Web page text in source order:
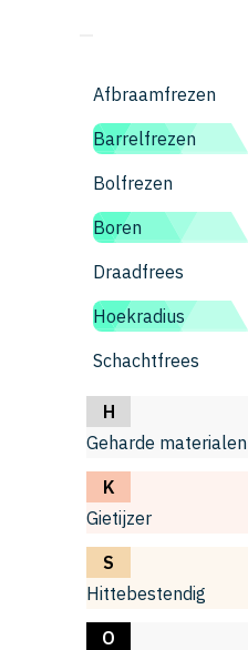
Afbraamfrezen
Barrelfrezen
Bolfrezen
Boren
Draadfrees
Hoekradius
Schachtfrees
H
Geharde materialen
K
Gietijzer
S
Hittebestendig
O